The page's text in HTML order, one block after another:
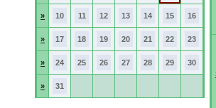
» 10 11 12 13 14 15 16
» 17 18 19 20 21 22 23
» 24 25 26 27 28 29 30
» 31